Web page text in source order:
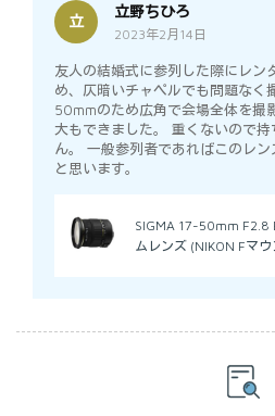
立
立野ちひろ
2023年2月14日
友人の結婚式に参列した際にレン
め、仄暗いチャペルでも問題なく
50mmのため広角で会場全体を撮
大もできました。 重くないので
ん。 一般参列者であればこのレ
と思います。
SIGMA 17-50mm F2.8
ムレンズ (NIKON Fマ